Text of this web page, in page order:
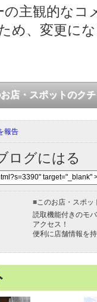
主観的なコ
め、変更に
店・スポットのク
報告
ログにはる
■ このお店・スポ
読取機能付きのモ
アクセス！
便利に店舗情報を